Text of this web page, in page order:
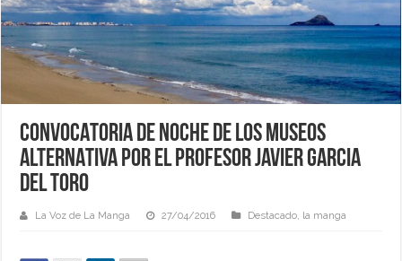
CONVOCATORIA DE NOCHE DE LOS MUSEOS
ALTERNATIVA POR EL PROFESOR JAVIER GARCIA
DEL TORO
La Voz de La Manga 27/04/2016 Destacado, la manga